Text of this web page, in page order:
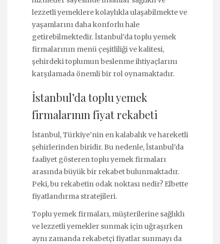
lezzetli yemeklere kolaylıkla ulaşabilmekte ve
yaşamlarını daha konforlu hale
getirebilmektedir. İstanbul’da toplu yemek
firmalarının menü çeşitliliği ve kalitesi,
şehirdeki toplumun beslenme ihtiyaçlarını
karşılamada önemli bir rol oynamaktadır.
İstanbul’da toplu yemek
firmalarının fiyat rekabeti
İstanbul, Türkiye’nin en kalabalık ve hareketli
şehirlerinden biridir. Bu nedenle, İstanbul’da
faaliyet gösteren toplu yemek firmaları
arasında büyük bir rekabet bulunmaktadır.
Peki, bu rekabetin odak noktası nedir? Elbette
fiyatlandırma stratejileri.
Toplu yemek firmaları, müşterilerine sağlıklı
ve lezzetli yemekler sunmak için uğraşırken
aynı zamanda rekabetçi fiyatlar sunmayı da